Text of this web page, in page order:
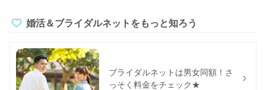
婚活＆ブライダルネットをもっと知ろう
ブライダルネットは男女同額！さ
っそく料金をチェック★